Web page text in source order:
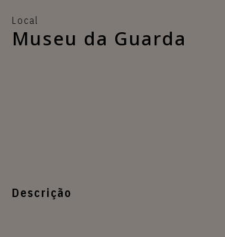
Local
Museu da Guarda
Descrição